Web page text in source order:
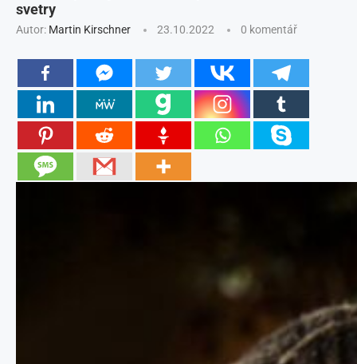
svetry
Autor: Martin Kirschner 23.10.2022 0 komentář